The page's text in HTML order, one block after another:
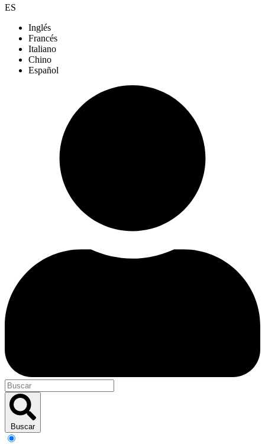
ES
Inglés
Francés
Italiano
Chino
Español
Buscar